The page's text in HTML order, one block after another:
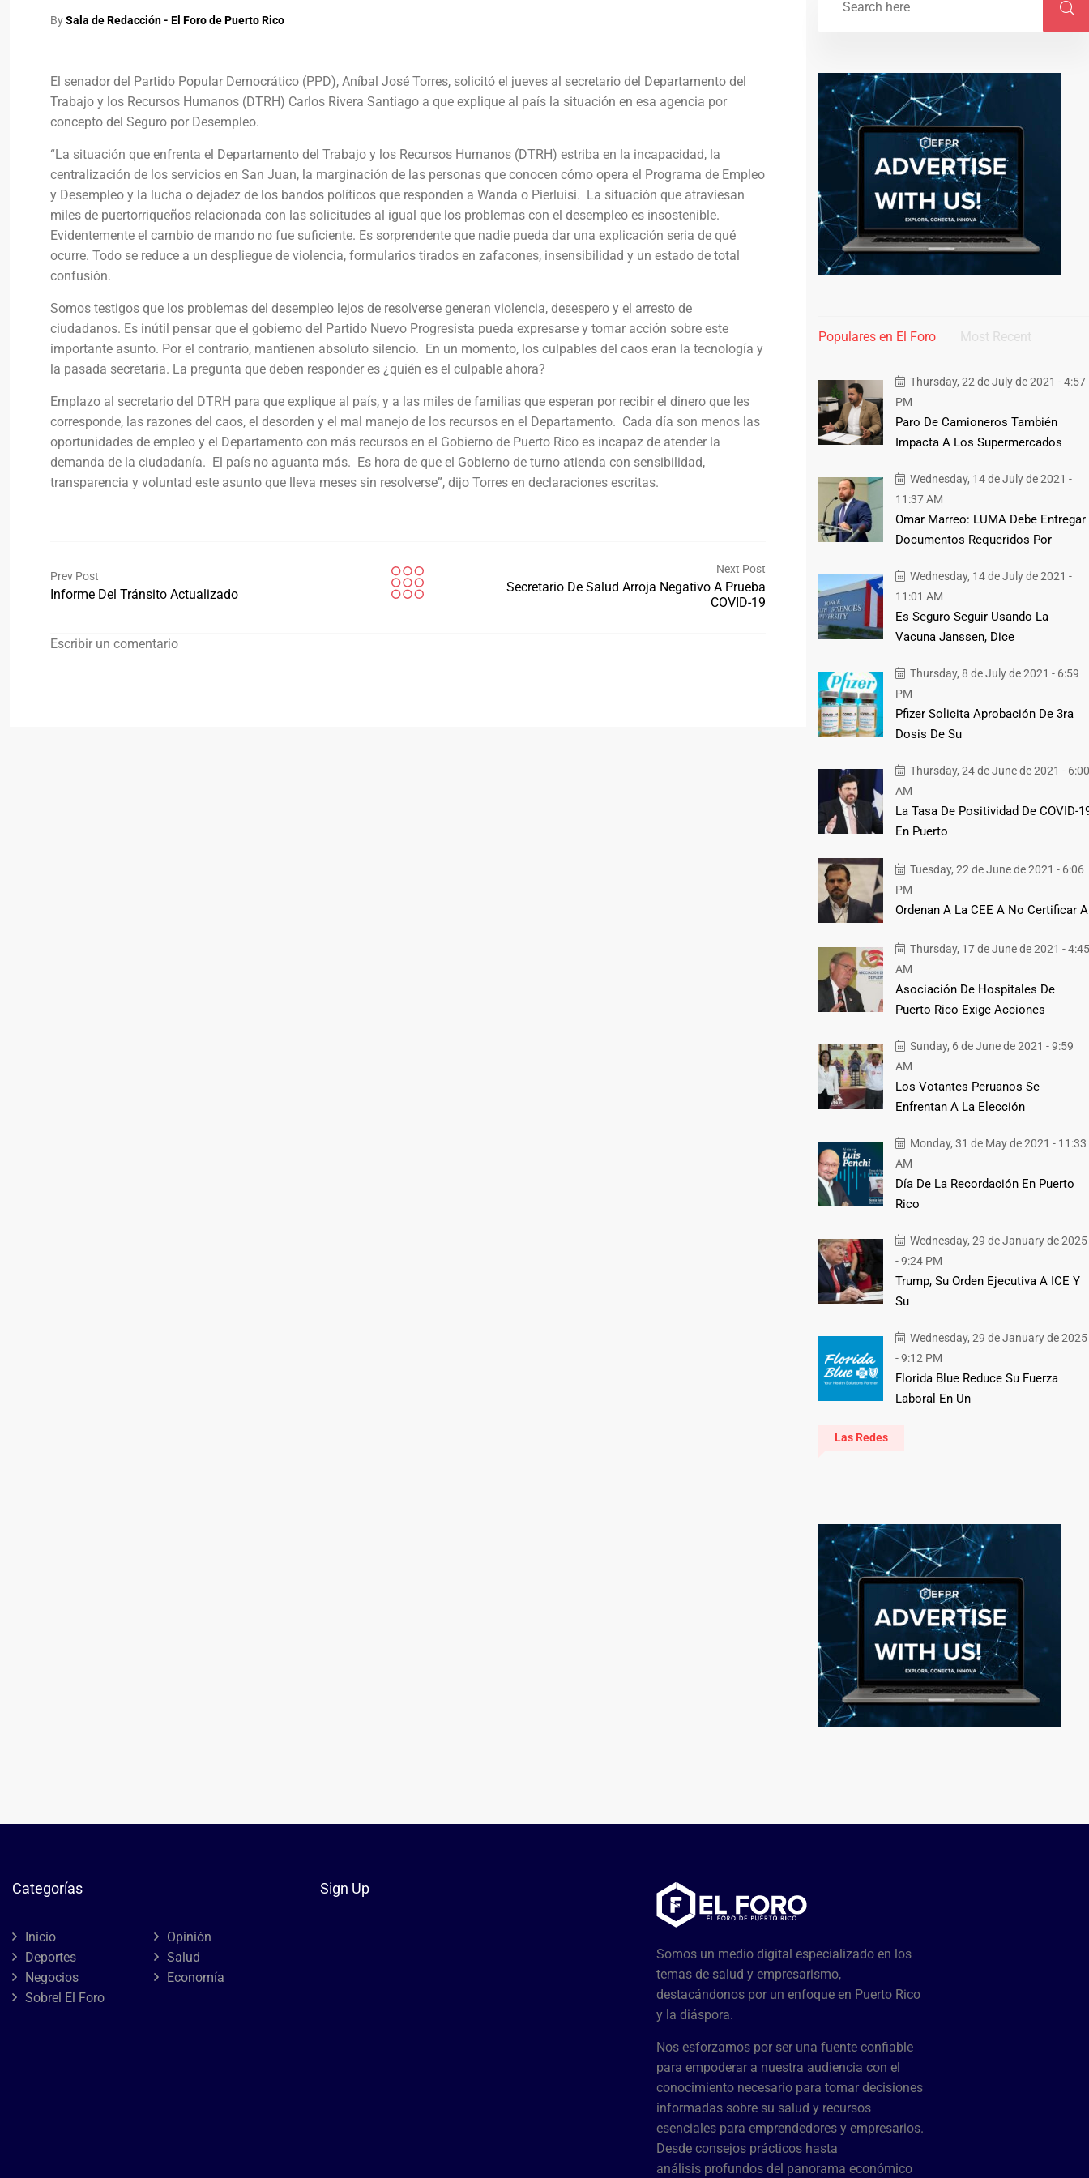
BySala de Redacción - El Foro de Puerto Rico
El senador del Partido Popular Democrático (PPD), Aníbal José Torres, solicitó el jueves al secretario del Departamento del
Trabajo y los Recursos Humanos (DTRH) Carlos Rivera Santiago a que explique al país la situación en esa agencia por
concepto del Seguro por Desempleo.
“La situación que enfrenta el Departamento del Trabajo y los Recursos Humanos (DTRH) estriba en la incapacidad, la
centralización de los servicios en San Juan, la marginación de las personas que conocen cómo opera el Programa de Empleo
y Desempleo y la lucha o dejadez de los bandos políticos que responden a Wanda o Pierluisi. La situación que atraviesan
miles de puertorriqueños relacionada con las solicitudes al igual que los problemas con el desempleo es insostenible.
Evidentemente el cambio de mando no fue suficiente. Es sorprendente que nadie pueda dar una explicación seria de qué
ocurre. Todo se reduce a un despliegue de violencia, formularios tirados en zafacones, insensibilidad y un estado de total
confusión.
Somos testigos que los problemas del desempleo lejos de resolverse generan violencia, desespero y el arresto de
ciudadanos. Es inútil pensar que el gobierno del Partido Nuevo Progresista pueda expresarse y tomar acción sobre este
importante asunto. Por el contrario, mantienen absoluto silencio. En un momento, los culpables del caos eran la tecnología y
la pasada secretaria. La pregunta que deben responder es ¿quién es el culpable ahora?
Emplazo al secretario del DTRH para que explique al país, y a las miles de familias que esperan por recibir el dinero que les
corresponde, las razones del caos, el desorden y el mal manejo de los recursos en el Departamento. Cada día son menos las
oportunidades de empleo y el Departamento con más recursos en el Gobierno de Puerto Rico es incapaz de atender la
demanda de la ciudadanía. El país no aguanta más. Es hora de que el Gobierno de turno atienda con sensibilidad,
transparencia y voluntad este asunto que lleva meses sin resolverse”, dijo Torres en declaraciones escritas.
Prev Post
Informe Del Tránsito Actualizado
Next Post
Secretario De Salud Arroja Negativo A Prueba
COVID-19
Escribir un comentario
Populares en El Foro Most Recent
Thursday, 22 de July de 2021 - 4:57
PM
Paro De Camioneros También
Impacta A Los Supermercados
Wednesday, 14 de July de 2021 -
11:37 AM
Omar Marreo: LUMA Debe Entregar
Documentos Requeridos Por
Wednesday, 14 de July de 2021 -
11:01 AM
Es Seguro Seguir Usando La
Vacuna Janssen, Dice
Thursday, 8 de July de 2021 - 6:59
PM
Pfizer Solicita Aprobación De 3ra
Dosis De Su
Thursday, 24 de June de 2021 - 6:00
AM
La Tasa De Positividad De COVID-
En Puerto
Tuesday, 22 de June de 2021 - 6:06
PM
Ordenan A La CEE A No Certificar A
Thursday, 17 de June de 2021 - 4:45
AM
Asociación De Hospitales De
Puerto Rico Exige Acciones
Sunday, 6 de June de 2021 - 9:59
AM
Los Votantes Peruanos Se
Enfrentan A La Elección
Monday, 31 de May de 2021 - 11:33
AM
Día De La Recordación En Puerto
Rico
Wednesday, 29 de January de 2025
- 9:24 PM
Trump, Su Orden Ejecutiva A ICE Y
Su
Wednesday, 29 de January de 2025
- 9:12 PM
Florida Blue Reduce Su Fuerza
Laboral En Un
Las Redes
Categorías
Inicio
Opinión
Deportes
Salud
Negocios
Economía
Sobrel El Foro
Sign Up
Somos un medio digital especializado en los
temas de salud y empresarismo,
destacándonos por un enfoque en Puerto Rico
y la diáspora.
Nos esforzamos por ser una fuente confiable
para empoderar a nuestra audiencia con el
conocimiento necesario para tomar decisiones
informadas sobre su salud y recursos
esenciales para emprendedores y empresarios.
Desde consejos prácticos hasta
análisis profundos del panorama económico